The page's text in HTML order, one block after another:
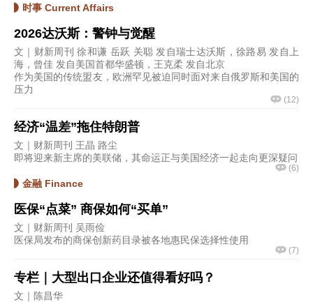
时事 Current Affairs
2026达沃斯：警钟与觉醒
文｜财新周刊 徐和谦 岳跃 关聪 发自瑞士达沃斯，徐路易 发自上
海，曾佳 发自美国首都华盛顿，王克柔 发自北京
作为美国的传统盟友，欧洲罕见被迫同时面对来自俄罗斯和美国的
压力
(12)
经济“温差”拖住特朗普
文｜财新周刊 王晶 路尘
即将迎来新主席的美联储，其命运正与美国经济一起走向更深疑问
(6)
金融 Finance
医保“点菜” 商保如何“买单”
文｜财新周刊 吴雨俭
医保局发布的商保创新药目录被各地惠民保选择性使用
(7)
专栏｜大型出口企业还值得看好吗？
文｜陈昌华